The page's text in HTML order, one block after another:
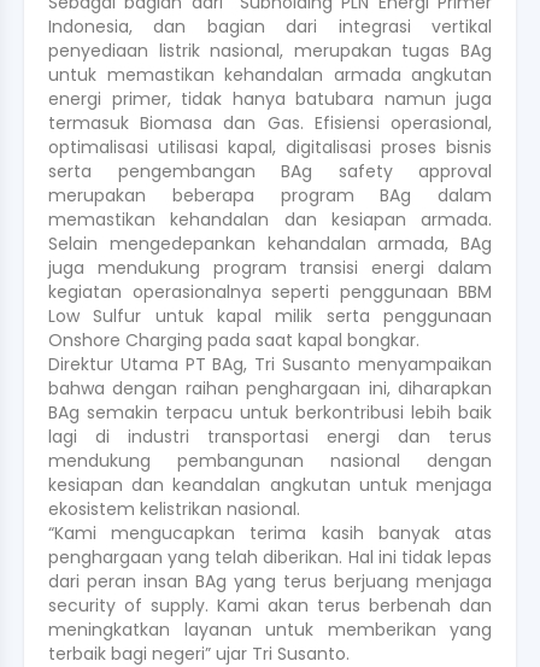
Indonesia, dan bagian dari integrasi vertikal
penyediaan listrik nasional, merupakan tugas BAg
untuk memastikan kehandalan armada angkutan
energi primer, tidak hanya batubara namun juga
termasuk Biomasa dan Gas. Efisiensi operasional,
optimalisasi utilisasi kapal, digitalisasi proses bisnis
serta pengembangan BAg safety approval
merupakan beberapa program BAg dalam
memastikan kehandalan dan kesiapan armada.
Selain mengedepankan kehandalan armada, BAg
juga mendukung program transisi energi dalam
kegiatan operasionalnya seperti penggunaan BBM
Low Sulfur untuk kapal milik serta penggunaan
Onshore Charging pada saat kapal bongkar.
Direktur Utama PT BAg, Tri Susanto menyampaikan
bahwa dengan raihan penghargaan ini, diharapkan
BAg semakin terpacu untuk berkontribusi lebih baik
lagi di industri transportasi energi dan terus
mendukung pembangunan nasional dengan
kesiapan dan keandalan angkutan untuk menjaga
ekosistem kelistrikan nasional.
“Kami mengucapkan terima kasih banyak atas
penghargaan yang telah diberikan. Hal ini tidak lepas
dari peran insan BAg yang terus berjuang menjaga
security of supply. Kami akan terus berbenah dan
meningkatkan layanan untuk memberikan yang
terbaik bagi negeri” ujar Tri Susanto.